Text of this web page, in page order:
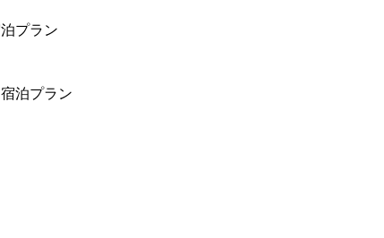
プラン
泊プラン